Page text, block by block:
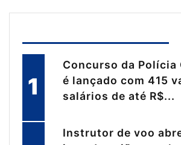
1
Concurso da Polícia
é lançado com 415
salários de até R$...
Instrutor de voo